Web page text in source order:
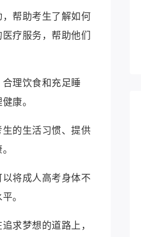
帮助考生了解如何
疗服务，帮助他们
理饮食和充足睡
康。
的生活习惯、提供
将成人高考身体不
。
求梦想的道路上，